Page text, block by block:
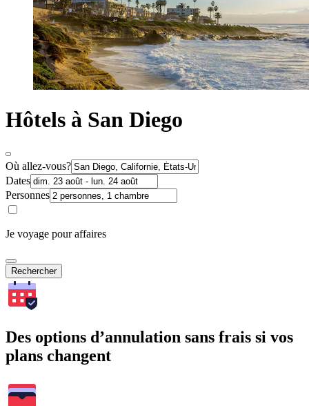
Hôtels à San Diego
Où allez-vous?
Dates
Personnes
Je voyage pour affaires
Rechercher
Des options d’annulation sans frais si vos
plans changent